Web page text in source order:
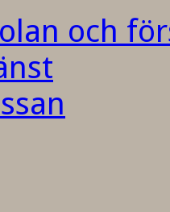
och